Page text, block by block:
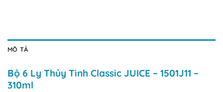
MÔ TẢ
Bộ 6 Ly Thủy Tinh Classic JUICE – 1501J11 –
310ml